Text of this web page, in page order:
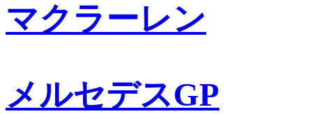
マクラーレン
メルセデスGP